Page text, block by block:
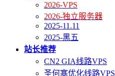
2026-VPS
2026-独立服务器
2025-11.11
2025-黑五
站长推荐
CN2 GIA线路VPS
圣何塞优化线路VPS